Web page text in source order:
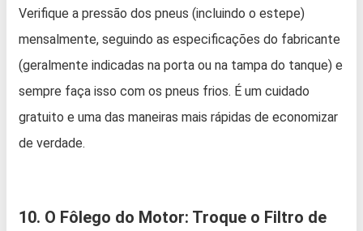
Verifique a pressão dos pneus (incluindo o estepe)
mensalmente, seguindo as especificações do fabricante
(geralmente indicadas na porta ou na tampa do tanque) e
sempre faça isso com os pneus frios. É um cuidado
gratuito e uma das maneiras mais rápidas de economizar
de verdade.
10. O Fôlego do Motor: Troque o Filtro de